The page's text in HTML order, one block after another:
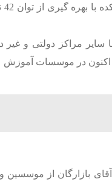
مراکز دولتی و غیر
هم اکنون در موسسات
بازارگان از